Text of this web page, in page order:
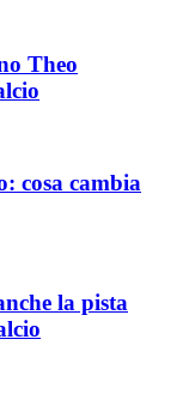
Theo
cosa cambia
la pista